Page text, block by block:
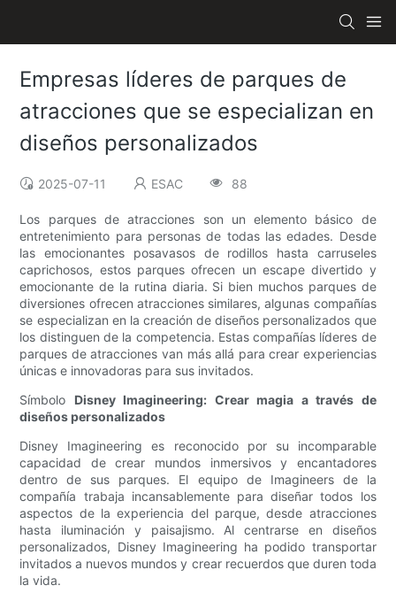
Empresas líderes de parques de
atracciones que se especializan en
diseños personalizados
2025-07-11 ESAC 88
Los parques de atracciones son un elemento básico de
entretenimiento para personas de todas las edades. Desde
las emocionantes posavasos de rodillos hasta carruseles
caprichosos, estos parques ofrecen un escape divertido y
emocionante de la rutina diaria. Si bien muchos parques de
diversiones ofrecen atracciones similares, algunas compañías
se especializan en la creación de diseños personalizados que
los distinguen de la competencia. Estas compañías líderes de
parques de atracciones van más allá para crear experiencias
únicas e innovadoras para sus invitados.
Símbolo Disney Imagineering: Crear magia a través de
diseños personalizados
Disney Imagineering es reconocido por su incomparable
capacidad de crear mundos inmersivos y encantadores
dentro de sus parques. El equipo de Imagineers de la
compañía trabaja incansablemente para diseñar todos los
aspectos de la experiencia del parque, desde atracciones
hasta iluminación y paisajismo. Al centrarse en diseños
personalizados, Disney Imagineering ha podido transportar
invitados a nuevos mundos y crear recuerdos que duren toda
la vida.